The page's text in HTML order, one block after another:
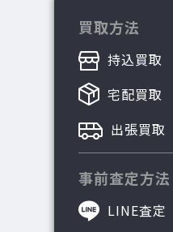
買取方法
持込買取
宅配買取
出張買取
事前査定方法
LINE査定